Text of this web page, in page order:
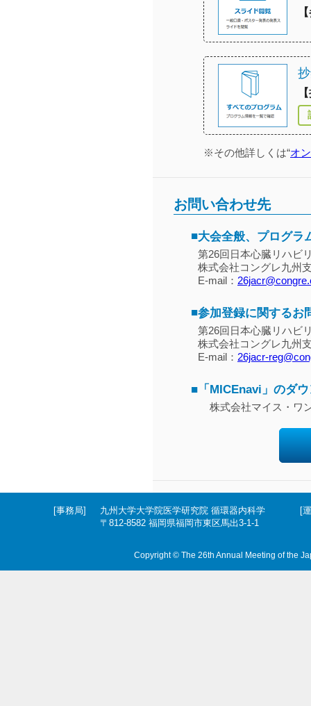
※その他詳しくは“オ
お問い合わせ先
■大会全般、プログラ
第26回日本心臓リハビ
株式会社コングレ九州
E-mail：
■参加登録に関するお
第26回日本心臓リハビ
株式会社コングレ九州
E-mail： 26jacr-
■ 「 MICEnavi」のダ
株式会社マイス・ワ
[事務局]
九州大学大学院医学研究院 循環器内科学
〒812-8582 福岡県福岡市東区馬出3-1-1
[
Copyright © The 26th Annual Meeting of the